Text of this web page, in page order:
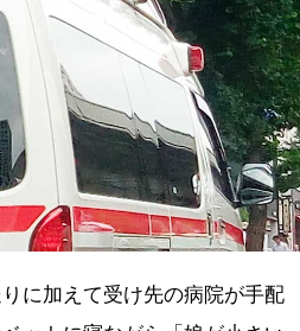
に加えて受け先の病院が手配